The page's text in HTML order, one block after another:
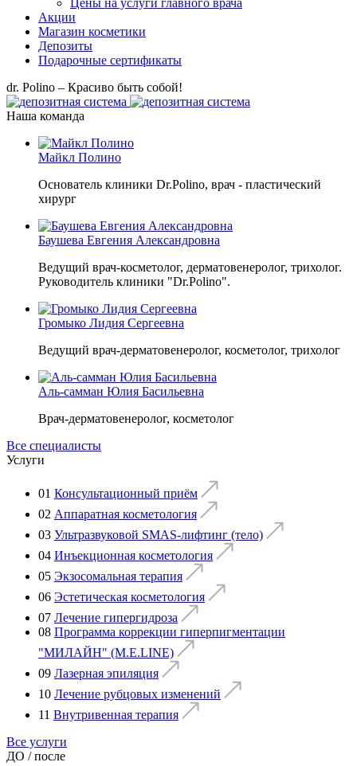
Цены на услуги главного врача
Акции
Магазин косметики
Депозиты
Подарочные сертификаты
dr. Polino – Красиво быть собой!
Наша команда
Майкл Полино
Основатель клиники Dr.Polino, врач - пластический
хирург
Баушева Евгения Александровна
Ведущий врач-косметолог, дерматовенеролог, трихолог.
Руководитель клиники "Dr.Polino".
Громыко Лидия Сергеевна
Ведущий врач-дерматовенеролог, косметолог, трихолог
Аль-самман Юлия Басильевна
Врач-дерматовенеролог, косметолог
Все специалисты
Услуги
01 Консультационный приём
02 Аппаратная косметология
03 Ультразвуковой SMAS-лифтинг (тело)
04 Инъекционная косметология
05 Экзосомальная терапия
06 Эстетическая косметология
07 Лечение гипергидроза
08 Программа коррекции гиперпигментации
"МИЛАЙН" (M.E.LINE)
09 Лазерная эпиляция
10 Лечение рубцовых изменений
11 Внутривенная терапия
Все услуги
ДО / после